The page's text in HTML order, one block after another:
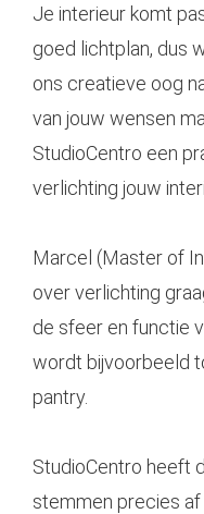
Je interieur komt
goed lichtplan, dus
ons creatieve oog
van jouw wensen
StudioCentro een
verlichting jouw
Marcel (Master of
over verlichting
de sfeer en functie
wordt bijvoorbeeld
pantry.
StudioCentro heeft
stemmen precies